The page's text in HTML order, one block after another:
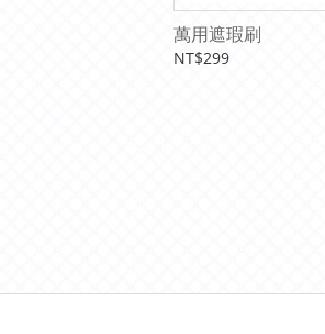
萬用遮瑕刷
NT$299